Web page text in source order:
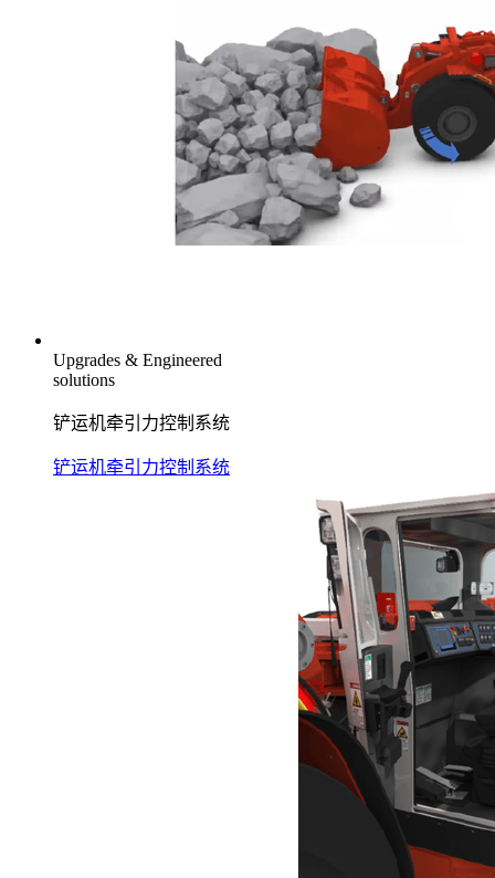
Upgrades & Engineered
solutions
铲运机牵引力控制系统
铲运机牵引力控制系统